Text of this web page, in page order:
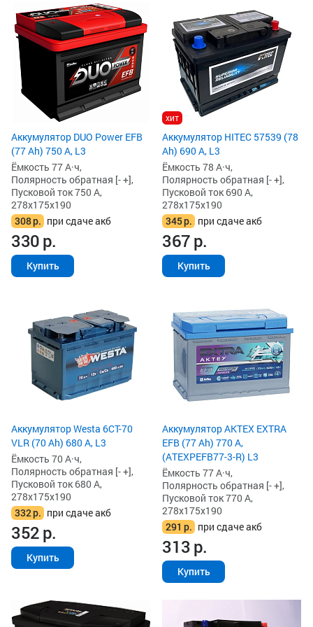
Аккумулятор DUO Power EFB
(77 Ah) 750 А, L3
Ёмкость 77 А·ч,
Полярность обратная [- +],
Пусковой ток 750 А,
278x175x190
308р. при сдаче акб
330р.
Купить
хит
Аккумулятор HITEC 57539 (78
Ah) 690 А, L3
Ёмкость 78 А·ч,
Полярность обратная [- +],
Пусковой ток 690 А,
278x175x190
345р. при сдаче акб
367р.
Купить
Аккумулятор Westa 6СТ-70
VLR (70 Ah) 680 А, L3
Ёмкость 70 А·ч,
Полярность обратная [- +],
Пусковой ток 680 А,
278x175x190
332р. при сдаче акб
352р.
Купить
Аккумулятор AKTEX EXTRA
EFB (77 Ah) 770 А,
(ATEXPEFB77-3-R) L3
Ёмкость 77 А·ч,
Полярность обратная [- +],
Пусковой ток 770 А,
278x175x190
291 р. при сдаче акб
313р.
Купить